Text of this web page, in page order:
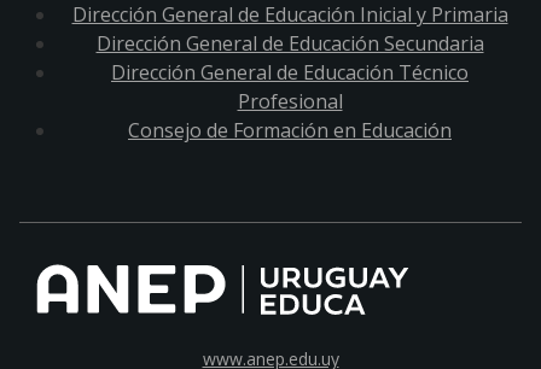
Dirección General de Educación Inicial y Primaria
Dirección General de Educación Secundaria
Dirección General de Educación Técnico
Profesional
Consejo de Formación en Educación
www.anep.edu.uy